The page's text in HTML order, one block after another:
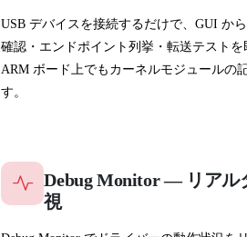
USB デバイスを接続するだけで、GUI か
確認・エンドポイント列挙・転送テストを
ARM ボード上でもカーネルモジュールの
す。
Debug Monitor — リアル
視